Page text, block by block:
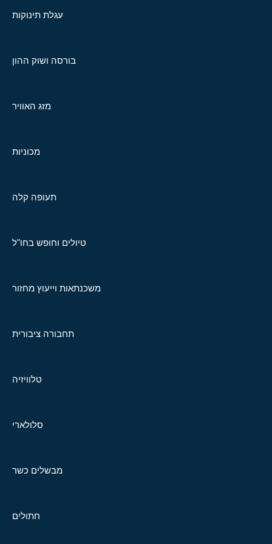
עגלת תינוקות
בורסה ושוק ההון
מזג האוויר
מכוניות
תעופה קלה
טיולים וחופש בחו"ל
משכנתאות וייעוץ מחזור
תחבורה ציבורית
טלוויזיה
סלולארי
מבשלים כשר
חתולים